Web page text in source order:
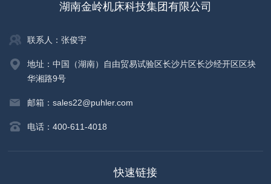
湖南金岭机床科技集团有限公司
联系人：张俊宇
地址：中国（湖南）自由贸易试验区长沙片区长沙经开区区块
华湘路9号
邮箱：sales22@puhler.com
电话：400-611-4018
快速链接